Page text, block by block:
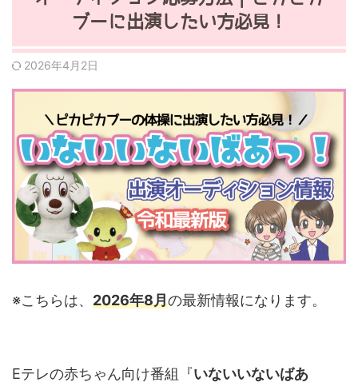
ブーに出演したい方必見！
2026年4月2日
※こちらは、 2026年8月の最新情報になります。
Eテレの赤ちゃん向け番組『いないいないばあ